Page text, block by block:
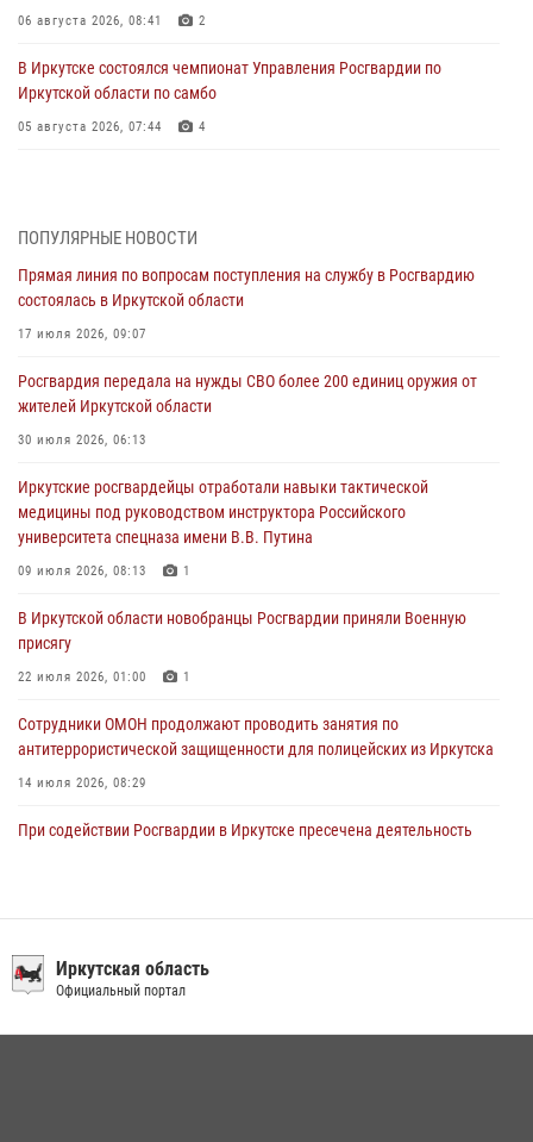
06 августа 2026, 08:41 2
В Иркутске состоялся чемпионат Управления Росгвардии по
Иркутской области по самбо
05 августа 2026, 07:44 4
04 августа 2026, 07:14 3
Росгвардейцы потушили загоревшийся автомобиль в Иркутске
03 августа 2026, 04:55
Дню Воздушно-десантных войск в Иркутской области
03 августа 2026, 03:32
сердца к сердцу» (видео)
31 июля 2026, 04:37
Сотрудники Росгвардии нашли и вернули родственникам
30 июля 2026, 07:37
ПОПУЛЯРНЫЕ НОВОСТИ
Прямая линия по вопросам поступления на службу в Росгвардию
состоялась в Иркутской области
17 июля 2026, 09:07
Росгвардия передала на нужды СВО более 200 единиц оружия от
жителей Иркутской области
30 июля 2026, 06:13
Иркутские росгвардейцы отработали навыки тактической
медицины под руководством инструктора Российского
университета спецназа имени В.В. Путина
09 июля 2026, 08:13 1
В Иркутской области новобранцы Росгвардии приняли Военную
присягу
22 июля 2026, 01:00 1
Сотрудники ОМОН продолжают проводить занятия по
антитеррористической защищенности для полицейских из Иркутска
14 июля 2026, 08:29
При содействии Росгвардии в Иркутске пресечена деятельность
В Иркутске сотрудники Росгвардии оперативно разыскали
пенсионерку, страдающую потерей памяти
Иркутская область
Официальный портал